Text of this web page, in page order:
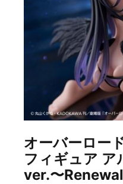
オーバーロ
フィギュア ア
ver.〜Renewal